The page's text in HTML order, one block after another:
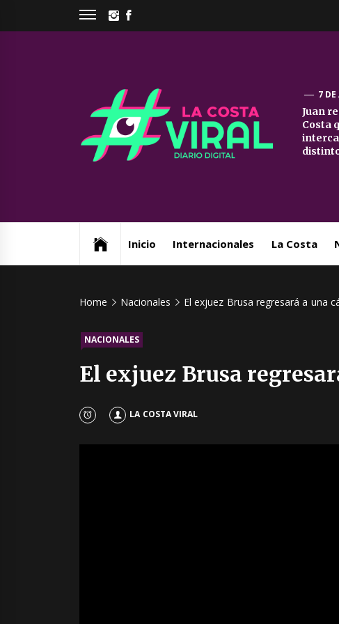
INSTAGRAM
La
7
Juan
Costa
Inicio Internacionales La Costa
Home Nacionales El exjuez Brusa regresará a una
NACIONALES
El exjuez Brusa
LA COSTA VIRAL